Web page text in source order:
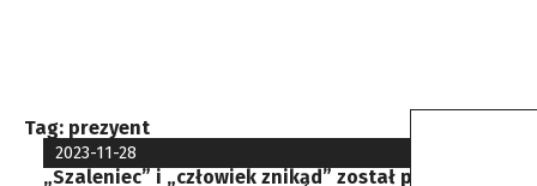
Tag: prezyent
2023-11-28
„Szaleniec” i „człowiek znikąd” został prezydentem.